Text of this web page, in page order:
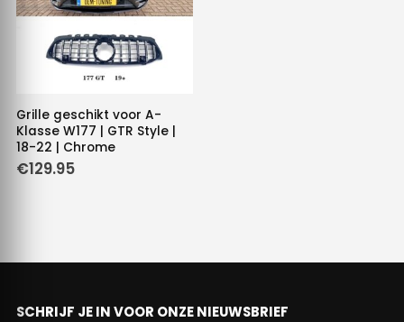
Grille geschikt voor A-
Klasse W177 | GTR Style |
18-22 | Chrome
€129.95
SCHRIJF JE IN VOOR ONZE NIEUWSBRIEF